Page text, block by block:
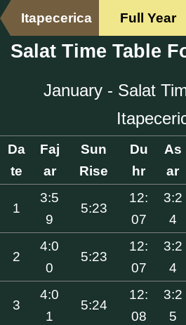
Itapecerica Full Year
Salat Time Table
January - Salat
Da
te
Faj
ar
Sun
Rise
Du
hr
As
ar
1
3:5
9
5:23
12:
07
3:2
4
2
4:0
0
5:23
12:
07
3:2
4
3
4:0
1
5:24
12:
08
3:2
5